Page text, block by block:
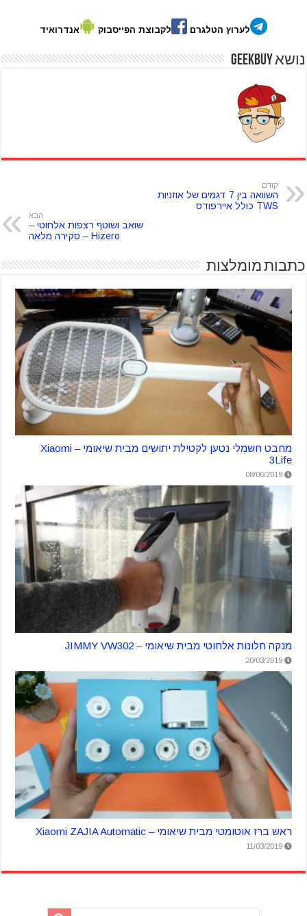
לערוץ הטלגרם לקבוצת הפייסבוק אנדרואיד
נושא GeekBuy
קודם
השוואה בין 7 דגמים של אוזניות
TWS כולל איירפודס
הבא
שואב ושוטף רצפות אלחוטי –
Hizero – סקירה מלאה
כתבות מומלצות
מחבט חשמלי נטען לקטילת יתושים מבית שיאומי – Xiaomi
3Life
08/06/2019
מנקה חלונות אלחוטי מבית שיאומי – JIMMY VW302
20/03/2019
ראש ברז אוטומטי מבית שיאומי – Xiaomi ZAJIA Automatic
11/03/2019